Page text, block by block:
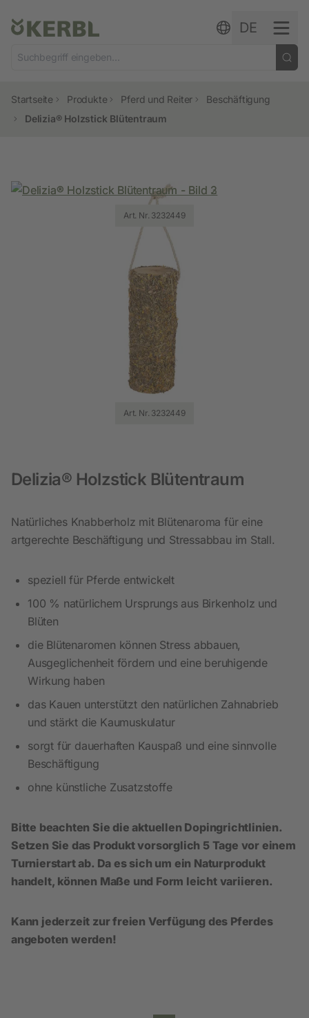
DE
Startseite Produkte Pferd und Reiter
Beschäftigung
Delizia® Holzstick Blütentraum
Art. Nr. 3232449
Art. Nr. 3232449
Art. Nr. 3232449
Delizia® Holzstick Blütentraum
Natürliches Knabberholz mit Blütenaroma für eine
artgerechte Beschäftigung und Stressabbau im Stall.
speziell für Pferde entwickelt
100 % natürlichem Ursprungs aus Birkenholz und
Blüten
die Blütenaromen können Stress abbauen,
Ausgeglichenheit fördern und eine beruhigende
Wirkung haben
das Kauen unterstützt den natürlichen Zahnabrieb
und stärkt die Kaumuskulatur
sorgt für dauerhaften Kauspaß und eine sinnvolle
Beschäftigung
ohne künstliche Zusatzstoffe
Bitte beachten Sie die aktuellen Dopingrichtlinien.
Setzen Sie das Produkt vorsorglich 5 Tage vor einem
Turnierstart ab. Da es sich um ein Naturprodukt
handelt, können Maße und Form leicht variieren.
Kann jederzeit zur freien Verfügung des Pferdes
angeboten werden!